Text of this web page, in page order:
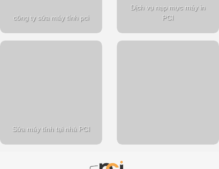
công ty sửa máy tính pci
Dịch vụ nạp mực máy in
PCI
Sửa máy tính tại nhà PCI